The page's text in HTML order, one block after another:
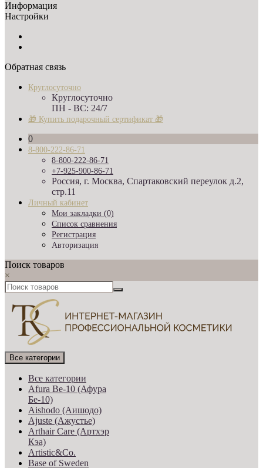
Информация
Настройки
Обратная связь
Круглосуточно
Круглосуточно
ПН - ВС: 24/7
🎁 Купить подарочный сертификат 🎁
0
8-800-222-86-71
8-800-222-86-71
+7-925-900-86-71
Россия, г. Москва, Спартаковский переулок д.2,
стр.11
Личный кабинет
Мои закладки (0)
Список сравнения
Регистрация
Авторизация
Поиск товаров
×
Все категории
Все категории
Afura Be-10 (Афура
Бе-10)
Aishodo (Аишодо)
Ajuste (Ажустье)
Arthair Care (Артхэр
Кэа)
Artistic&Co.
Base of Sweden